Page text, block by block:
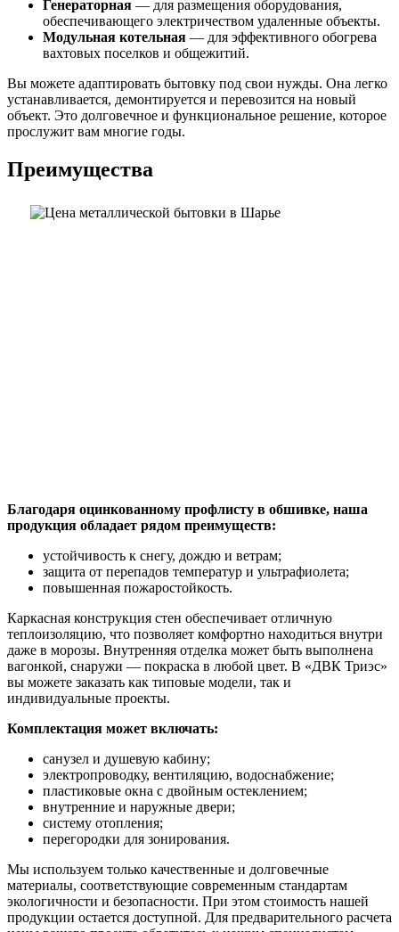
Генераторная — для размещения оборудования,
обеспечивающего электричеством удаленные объекты.
Модульная котельная — для эффективного обогрева
вахтовых поселков и общежитий.
Вы можете адаптировать бытовку под свои нужды. Она легко
устанавливается, демонтируется и перевозится на новый
объект. Это долговечное и функциональное решение, которое
прослужит вам многие годы.
Преимущества
Благодаря оцинкованному профлисту в обшивке, наша
продукция обладает рядом преимуществ:
устойчивость к снегу, дождю и ветрам;
защита от перепадов температур и ультрафиолета;
повышенная пожаростойкость.
Каркасная конструкция стен обеспечивает отличную
теплоизоляцию, что позволяет комфортно находиться внутри
даже в морозы. Внутренняя отделка может быть выполнена
вагонкой, снаружи — покраска в любой цвет. В «ДВК Триэс»
вы можете заказать как типовые модели, так и
индивидуальные проекты.
Комплектация может включать:
санузел и душевую кабину;
электропроводку, вентиляцию, водоснабжение;
пластиковые окна с двойным остеклением;
внутренние и наружные двери;
систему отопления;
перегородки для зонирования.
Мы используем только качественные и долговечные
материалы, соответствующие современным стандартам
экологичности и безопасности. При этом стоимость нашей
продукции остается доступной. Для предварительного расчета